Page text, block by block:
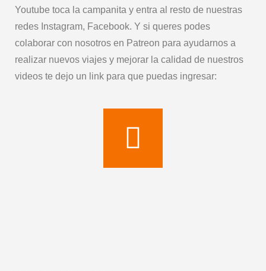
Youtube toca la campanita y entra al resto de nuestras
redes Instagram, Facebook. Y si queres podes
colaborar con nosotros en Patreon para ayudarnos a
realizar nuevos viajes y mejorar la calidad de nuestros
videos te dejo un link para que puedas ingresar: